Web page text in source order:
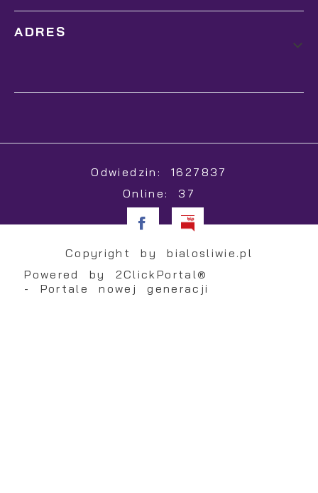
ADRES
Odwiedzin: 1627837
Online: 37
Copyright by bialosliwie.pl
Powered by 2ClickPortal®
- Portale nowej generacji